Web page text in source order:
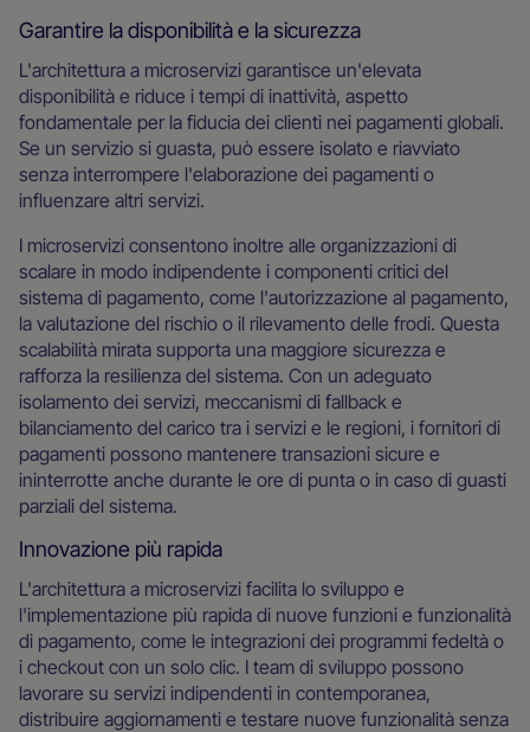
Garantire la disponibilità e la sicurezza
L'architettura a microservizi garantisce un'elevata
disponibilità e riduce i tempi di inattività, aspetto
fondamentale per la fiducia dei clienti nei pagamenti globali.
Se un servizio si guasta, può essere isolato e riavviato
senza interrompere l'elaborazione dei pagamenti o
influenzare altri servizi.
I microservizi consentono inoltre alle organizzazioni di
scalare in modo indipendente i componenti critici del
sistema di pagamento, come l'autorizzazione al pagamento,
la valutazione del rischio o il rilevamento delle frodi. Questa
scalabilità mirata supporta una maggiore sicurezza e
rafforza la resilienza del sistema. Con un adeguato
isolamento dei servizi, meccanismi di fallback e
bilanciamento del carico tra i servizi e le regioni, i fornitori di
pagamenti possono mantenere transazioni sicure e
ininterrotte anche durante le ore di punta o in caso di guasti
parziali del sistema.
Innovazione più rapida
L'architettura a microservizi facilita lo sviluppo e
l'implementazione più rapida di nuove funzioni e funzionalità
di pagamento, come le integrazioni dei programmi fedeltà o
i checkout con un solo clic. I team di sviluppo possono
lavorare su servizi indipendenti in contemporanea,
distribuire aggiornamenti e testare nuove funzionalità senza